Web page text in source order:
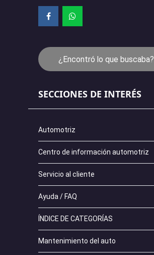
¿Encontró lo que buscaba?
SECCIONES DE INTERÉS
Automotriz
Centro de información automotriz
Servicio al cliente
Ayuda / FAQ
ÍNDICE DE CATEGORÍAS
Mantenimiento del auto